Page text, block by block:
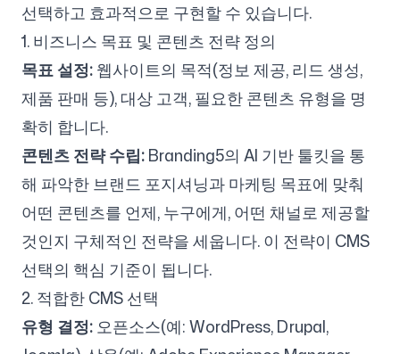
선택하고 효과적으로 구현할 수 있습니다.
1. 비즈니스 목표 및 콘텐츠 전략 정의
목표 설정:웹사이트의 목적(정보 제공, 리드 생성,
제품 판매 등), 대상 고객, 필요한 콘텐츠 유형을 명
확히 합니다.
콘텐츠 전략 수립:Branding5의 AI 기반 툴킷을 통
해 파악한 브랜드 포지셔닝과 마케팅 목표에 맞춰
어떤 콘텐츠를 언제, 누구에게, 어떤 채널로 제공할
것인지 구체적인 전략을 세웁니다. 이 전략이 CMS
선택의 핵심 기준이 됩니다.
2. 적합한 CMS 선택
유형 결정:오픈소스(예: WordPress, Drupal,